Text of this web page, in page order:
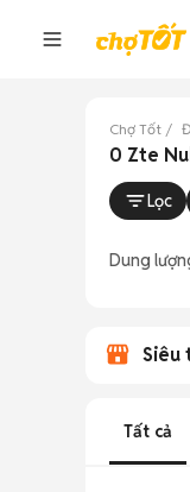
Chợ Tốt
0 Zte
Lọc
Dung
Siêu
Tất cả